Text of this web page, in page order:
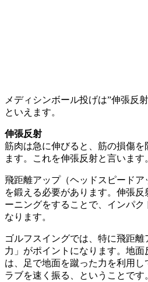
メディシンボール投げは”伸張反
といえます。
伸張反射
筋肉は急に伸びると、筋の損傷
ます。これを伸張反射と言います
飛距離アップ（ヘッドスピード
を鍛える必要があります。伸張
ーニングをすることで、インパク
なります。
ゴルフスイングでは、特に飛距
力」がポイントになります。地面
は、足で地面を蹴った力を利用
ラブを速く振る、ということです